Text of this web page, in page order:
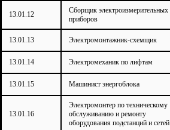
13.01.12
Сборщик электроизмерительных
приборов
13.01.13 Электромонтажник-схемщик
13.01.14 Электромеханик по лифтам
13.01.15 Машинист энергоблока
13.01.16
Электромонтер по техническому
обслуживанию и ремонту
оборудования подстанций и сетей